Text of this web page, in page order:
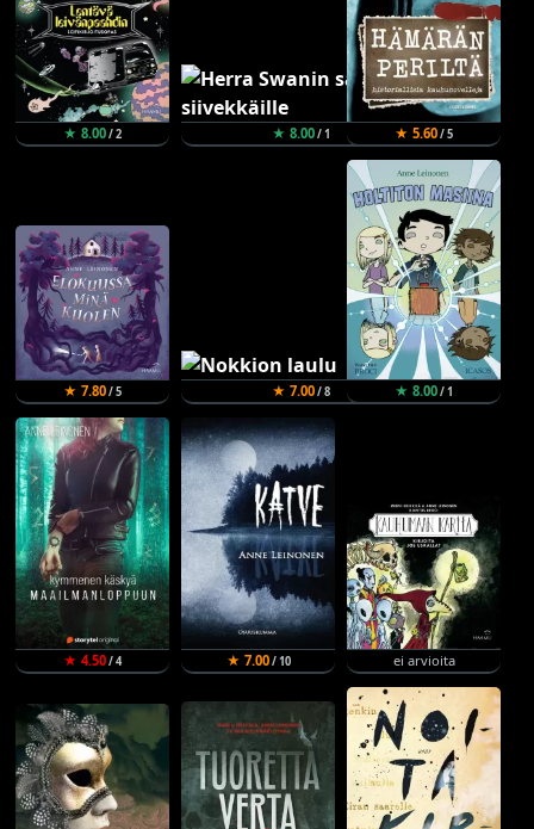
★ 8.00/ 2 ★ 8.00/ 1 ★ 5.60/ 5
★ 7.80/ 5 ★ 7.00/ 8 ★ 8.00/ 1
★ 4.50/ 4 ★ 7.00/ 10 ei arvioita